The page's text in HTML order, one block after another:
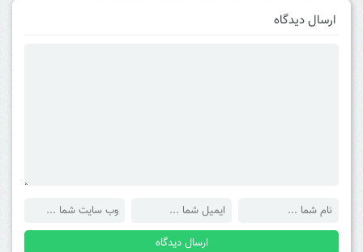
ارسال دیدگاه